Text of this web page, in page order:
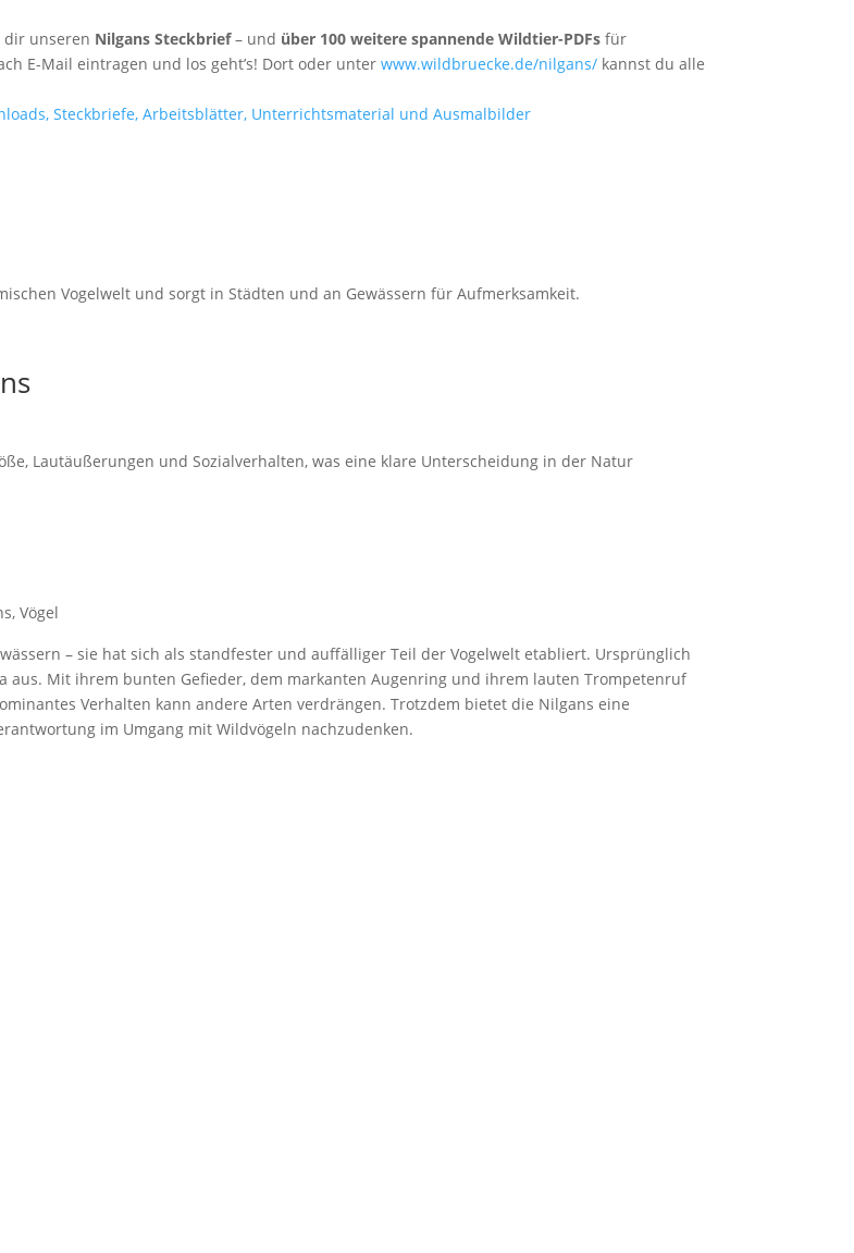
dir unseren Nilgans Steckbrief– und über 100 weitere spannende Wildtier-PDFs für
E-Mail eintragen und los geht’s! Dort oder unterwww.wildbruecke.de/nilgans/ kannst du alle
Vogelwelt und sorgt in Städten und an Gewässern für Aufmerksamkeit.
Lautäußerungen und Sozialverhalten, was eine klare Unterscheidung in der Natur
,Vögel
– sie hat sich als standfester und auffälliger Teil der Vogelwelt etabliert. Ursprünglich
aus. Mit ihrem bunten Gefieder, dem markanten Augenring und ihrem lauten Trompetenruf
Verhalten kann andere Arten verdrängen. Trotzdem bietet die Nilgans eine
im Umgang mit Wildvögeln nachzudenken.